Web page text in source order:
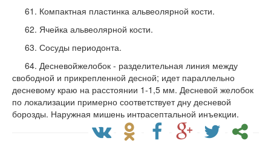
61. Компактная пластинка альвеолярной кости.
62. Ячейка альвеолярной кости.
63. Сосуды периодонта.
64. Десневойжелобок - разделительная линия между
свободной и прикреплен­ной десной; идет параллельно
десневому краю на расстоянии 1-1,5 мм. Десневой желобок
по локализации пример­но соответствует дну десневой
борозды. Наружная мишень интрасептальной инъекции.